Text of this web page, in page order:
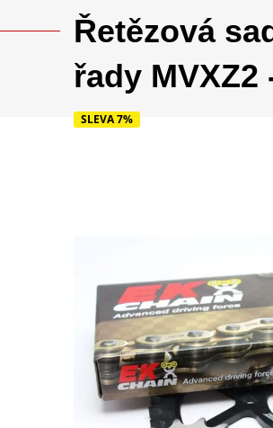
Řetězová
řady
SLEVA 7%